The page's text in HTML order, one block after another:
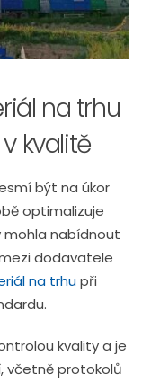
na trhu
kvalitě
být na úkor
optimalizuje
mohla nabídnout
dodavatele
na trhupři
kvality a je
včetně protokolů